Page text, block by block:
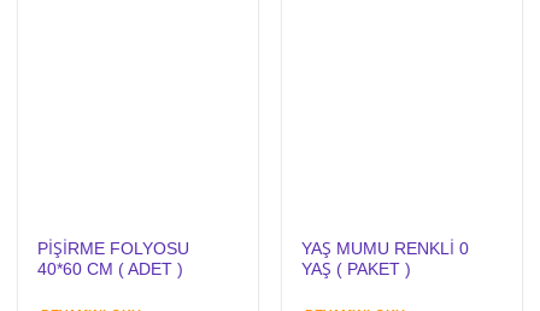
PİŞİRME FOLYOSU
40*60 CM ( ADET )
YAŞ MUMU RENKLİ 0
YAŞ ( PAKET )